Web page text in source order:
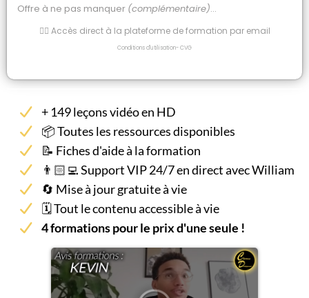
Offre à ne pas manquer (complémentaire)...
👉🏻 Accès direct à la plateforme de formation par email
Conditions d'utilisation-CVG
+ 149 leçons vidéo en HD
📦 Toutes les ressources disponibles
📝 Fiches d'aide à la formation
👨🏻‍💻 Support VIP 24/7 en direct avec William
🔄 Mise à jour gratuite à vie
🗓 Tout le contenu accessible à vie
4 formations pour le prix d'une seule !